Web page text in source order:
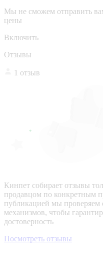
Мы не сможем отправить
цены
Включить
Отзывы
1 отзыв
Кинпет собирает отзывы
продавцом по конкретным
публикацией мы
механизмов, чтобы
достоверность
Посмотреть отзывы